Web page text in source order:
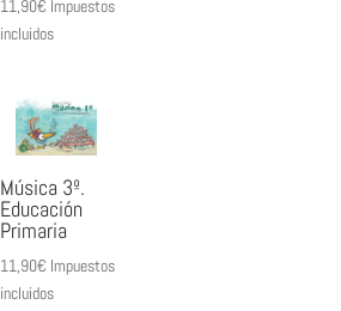
11,90€ Impuestos
incluidos
Música 3º.
Educación
Primaria
11,90€ Impuestos
incluidos